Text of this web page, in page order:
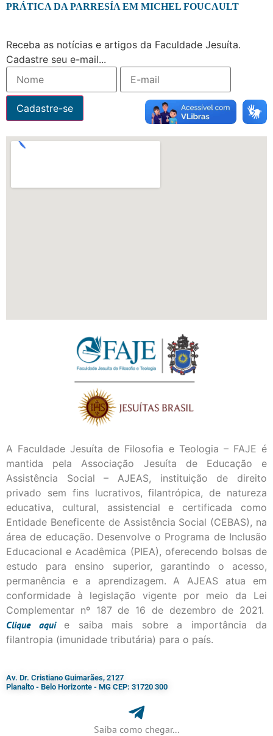
PRÁTICA DA PARRESÍA EM MICHEL FOUCAULT
Receba as notícias e artigos da Faculdade Jesuíta.
Cadastre seu e-mail...
A Faculdade Jesuíta de Filosofia e Teologia – FAJE é
mantida pela Associação Jesuíta de Educação e
Assistência Social – AJEAS, instituição de direito
privado sem fins lucrativos, filantrópica, de natureza
educativa, cultural, assistencial e certificada como
Entidade Beneficente de Assistência Social (CEBAS), na
área de educação. Desenvolve o Programa de Inclusão
Educacional e Acadêmica (PIEA), oferecendo bolsas de
estudo para ensino superior, garantindo o acesso,
permanência e a aprendizagem. A AJEAS atua em
conformidade à legislação vigente por meio da Lei
Complementar nº 187 de 16 de dezembro de 2021.
Cliqueaqui
e saiba mais sobre a importância da
filantropia (imunidade tributária) para o país.
Av. Dr. Cristiano Guimarães, 2127
Planalto - Belo Horizonte - MG CEP: 31720 300
Saiba como chegar...